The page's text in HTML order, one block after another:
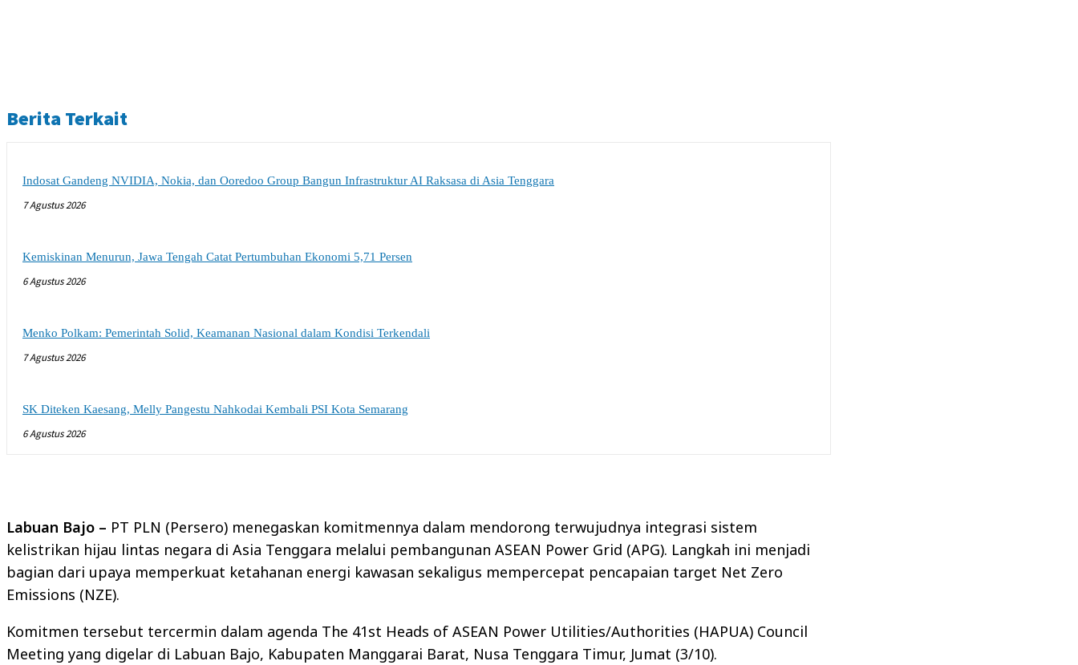
Berita Terkait
Indosat Gandeng NVIDIA, Nokia, dan Ooredoo Group Bangun Infrastruktur AI Raksasa di Asia Tenggara
7 Agustus 2026
Kemiskinan Menurun, Jawa Tengah Catat Pertumbuhan Ekonomi 5,71 Persen
6 Agustus 2026
Menko Polkam: Pemerintah Solid, Keamanan Nasional dalam Kondisi Terkendali
7 Agustus 2026
SK Diteken Kaesang, Melly Pangestu Nahkodai Kembali PSI Kota Semarang
6 Agustus 2026
Labuan Bajo – PT PLN (Persero) menegaskan komitmennya dalam mendorong terwujudnya integrasi sistem
kelistrikan hijau lintas negara di Asia Tenggara melalui pembangunan ASEAN Power Grid (APG). Langkah ini menjadi
bagian dari upaya memperkuat ketahanan energi kawasan sekaligus mempercepat pencapaian target Net Zero
Emissions (NZE).
Komitmen tersebut tercermin dalam agenda The 41st Heads of ASEAN Power Utilities/Authorities (HAPUA) Council
Meeting yang digelar di Labuan Bajo, Kabupaten Manggarai Barat, Nusa Tenggara Timur, Jumat (3/10).